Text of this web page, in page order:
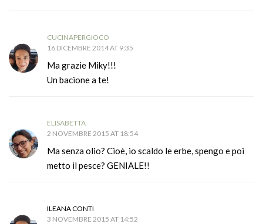
CUCINAPERGIOCO
16 DICEMBRE 2014 AT 9:35
Ma grazie Miky!!!
Un bacione a te!
ELISABETTA
2 NOVEMBRE 2015 AT 18:54
Ma senza olio? Cioè, io scaldo le erbe, spengo e poi
metto il pesce? GENIALE!!
ILEANA CONTI
3 NOVEMBRE 2015 AT 14:52